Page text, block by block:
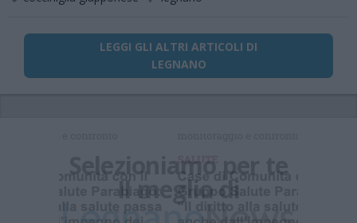
LEGGI GLI ALTRI ARTICOLI DI
LEGNANO
Selezioniamo per te
Il meglio di